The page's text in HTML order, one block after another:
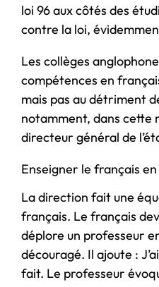
loi 96 aux côtés des
contre la loi,
Les collèges
compétences en
mais pas au détriment
notamment, dans cette
directeur général de
Enseigner le français
La direction fait une
français. Le français
déplore un professeur
découragé. Il ajoute :
fait. Le professeur